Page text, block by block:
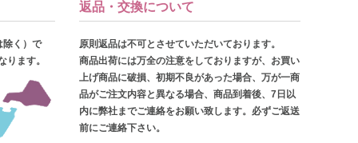
除く）で
ります。
返品・交換について
原則返品は不可とさせていただいております。
商品出荷には万全の注意をしておりますが、お買い
上げ商品に破損、初期不良があった場合、万が一商
品がご注文内容と異なる場合、商品到着後、7日以
内に弊社までご連絡をお願い致します。必ずご返送
前にご連絡下さい。